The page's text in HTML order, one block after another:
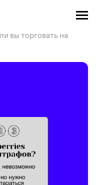
вы торговать на